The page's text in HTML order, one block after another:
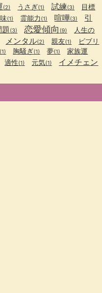
(2) うさぎ(1) 試練(3) 目標
(1) 霊能力 (1) 喧嘩(3)
引
(3) 恋愛傾向 (9)
人生の
メンタル(2) 親友(1)
ビブリ
(1) 胸騒ぎ(1) 夢(1) 家族運
適性(1) 元気(1) イメチェン